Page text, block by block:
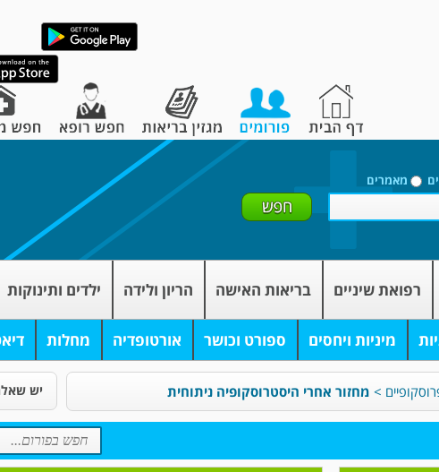
מאמרים
רפואת שיניים בריאות האישה הריון ולידה ילדים ותינוקות
מיניות ויחסים ספורט וכושר אורטופדיה מחלות
> מחזור אחרי היסטרוסקופיה ניתוחית יש